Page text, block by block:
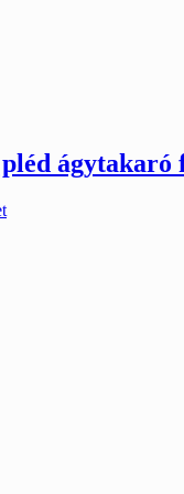
ágytakaró